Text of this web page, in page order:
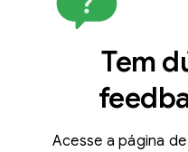
Tem
Acesse a página